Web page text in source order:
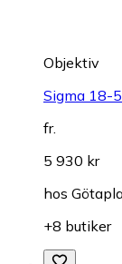
Objektiv
Sigma 18-
fr.
5 930 kr
hos
+8 butiker